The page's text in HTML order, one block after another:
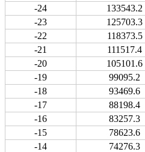
-24
133543.2
-23
125703.3
-22
118373.5
-21
111517.4
-20
105101.6
-19
99095.2
-18
93469.6
-17
88198.4
-16
83257.3
-15
78623.6
-14
74276.3